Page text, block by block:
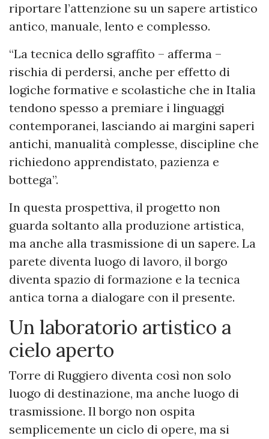
riportare l’attenzione su un sapere artistico
antico, manuale, lento e complesso.
“La tecnica dello sgraffito – afferma –
rischia di perdersi, anche per effetto di
logiche formative e scolastiche che in Italia
tendono spesso a premiare i linguaggi
contemporanei, lasciando ai margini saperi
antichi, manualità complesse, discipline che
richiedono apprendistato, pazienza e
bottega”.
In questa prospettiva, il progetto non
guarda soltanto alla produzione artistica,
ma anche alla trasmissione di un sapere. La
parete diventa luogo di lavoro, il borgo
diventa spazio di formazione e la tecnica
antica torna a dialogare con il presente.
Un laboratorio artistico a
cielo aperto
Torre di Ruggiero diventa così non solo
luogo di destinazione, ma anche luogo di
trasmissione. Il borgo non ospita
semplicemente un ciclo di opere, ma si